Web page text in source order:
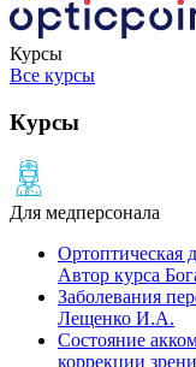
Курсы
Все курсы
Курсы
Для медперсонала
Ортоптическая
Автор курса
Заболевания
Лещенко И.А.
Состояние
коррекции